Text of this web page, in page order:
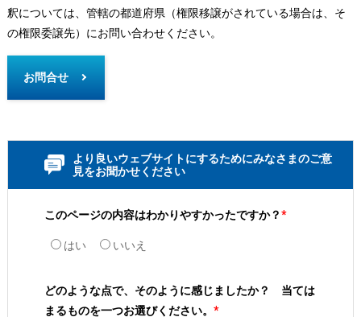
釈については、管轄の都道府県（権限移譲がされている場合は、そ
の権限委譲先）にお問い合わせください。
お問合せ
より良いウェブサイトにするためにみなさまのご意
見をお聞かせください
このページの内容はわかりやすかったですか？*
はい いいえ
どのような点で、そのように感じましたか？ 当ては
まるものを一つお選びください。 *